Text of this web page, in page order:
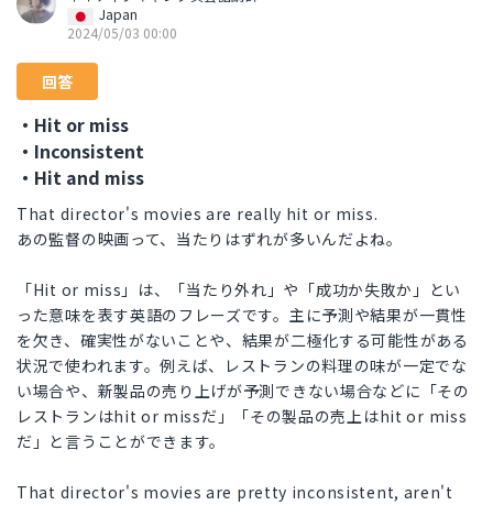
Japan
2024/05/03 00:00
回答
・Hit or miss
・Inconsistent
・Hit and miss
That director's movies are really hit or miss.
あの監督の映画って、当たりはずれが多いんだよね。
「Hit or miss」は、「当たり外れ」や「成功か失敗か」とい
った意味を表す英語のフレーズです。主に予測や結果が一貫性
を欠き、確実性がないことや、結果が二極化する可能性がある
状況で使われます。例えば、レストランの料理の味が一定でな
い場合や、新製品の売り上げが予測できない場合などに「その
レストランはhit or missだ」「その製品の売上はhit or miss
だ」と言うことができます。
That director's movies are pretty inconsistent, aren't